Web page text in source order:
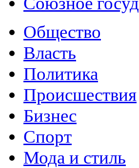
Общество
Власть
Политика
Происшествия
Бизнес
Спорт
Мода и стиль